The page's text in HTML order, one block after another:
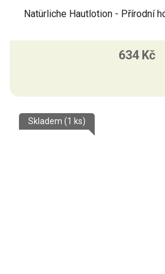
Natürliche Hautlotion - Přírodní
634 Kč
Skladem (1 ks)